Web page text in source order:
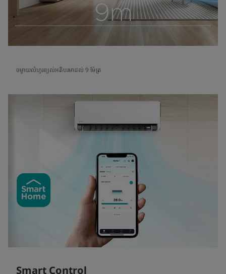
ចម្ងាយលំហូរខ្យល់អតិបរមាដល់ 9 ម៉ែត្រ
Smart Control